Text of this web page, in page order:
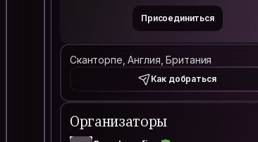
Присоединиться
Сканторпе, Англия, Британия
Как добраться
Организаторы